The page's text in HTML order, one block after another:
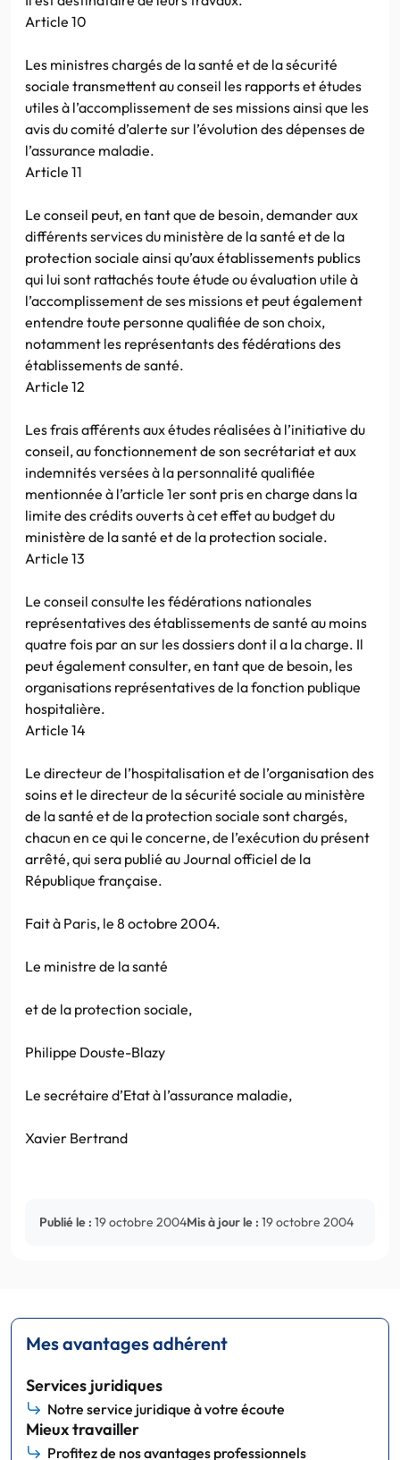
Article 10
Les ministres chargés de la santé et de la sécurité
sociale transmettent au conseil les rapports et études
utiles à l’accomplissement de ses missions ainsi que les
avis du comité d’alerte sur l’évolution des dépenses de
l’assurance maladie.
Article 11
Le conseil peut, en tant que de besoin, demander aux
différents services du ministère de la santé et de la
protection sociale ainsi qu’aux établissements publics
qui lui sont rattachés toute étude ou évaluation utile à
l’accomplissement de ses missions et peut également
entendre toute personne qualifiée de son choix,
notamment les représentants des fédérations des
établissements de santé.
Article 12
Les frais afférents aux études réalisées à l’initiative du
conseil, au fonctionnement de son secrétariat et aux
indemnités versées à la personnalité qualifiée
mentionnée à l’article 1er sont pris en charge dans la
limite des crédits ouverts à cet effet au budget du
ministère de la santé et de la protection sociale.
Article 13
Le conseil consulte les fédérations nationales
représentatives des établissements de santé au moins
quatre fois par an sur les dossiers dont il a la charge. Il
peut également consulter, en tant que de besoin, les
organisations représentatives de la fonction publique
hospitalière.
Article 14
Le directeur de l’hospitalisation et de l’organisation des
soins et le directeur de la sécurité sociale au ministère
de la santé et de la protection sociale sont chargés,
chacun en ce qui le concerne, de l’exécution du présent
arrêté, qui sera publié au Journal officiel de la
République française.
Fait à Paris, le 8 octobre 2004.
Le ministre de la santé
et de la protection sociale,
Philippe Douste-Blazy
Le secrétaire d’Etat à l’assurance maladie,
Xavier Bertrand
Publié le : 19 octobre 2004Mis à jour le : 19 octobre 2004
Mes avantages adhérent
Services juridiques
Notre service juridique à votre écoute
Mieux travailler
Profitez de nos avantages professionnels